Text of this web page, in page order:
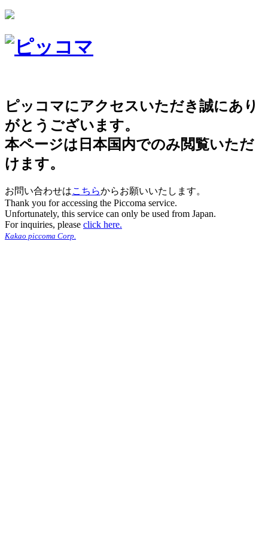
ピッコマにアクセスいただき誠にあり
がとうございます。
本ページは日本国内でのみ閲覧いただ
けます。
お問い合わせはこちらからお願いいたします。
Thank you for accessing the Piccoma service.
Unfortunately, this service can only be used from Japan.
For inquiries, please click here.
Kakao piccoma Corp.